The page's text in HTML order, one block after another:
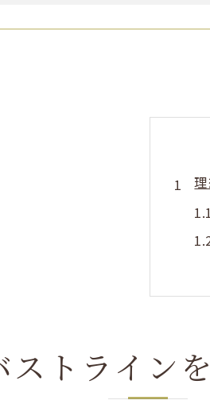
ストライン